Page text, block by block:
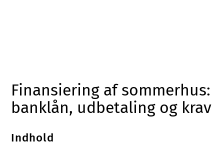
Finansiering af sommerhus:
banklån, udbetaling og krav
Indhold